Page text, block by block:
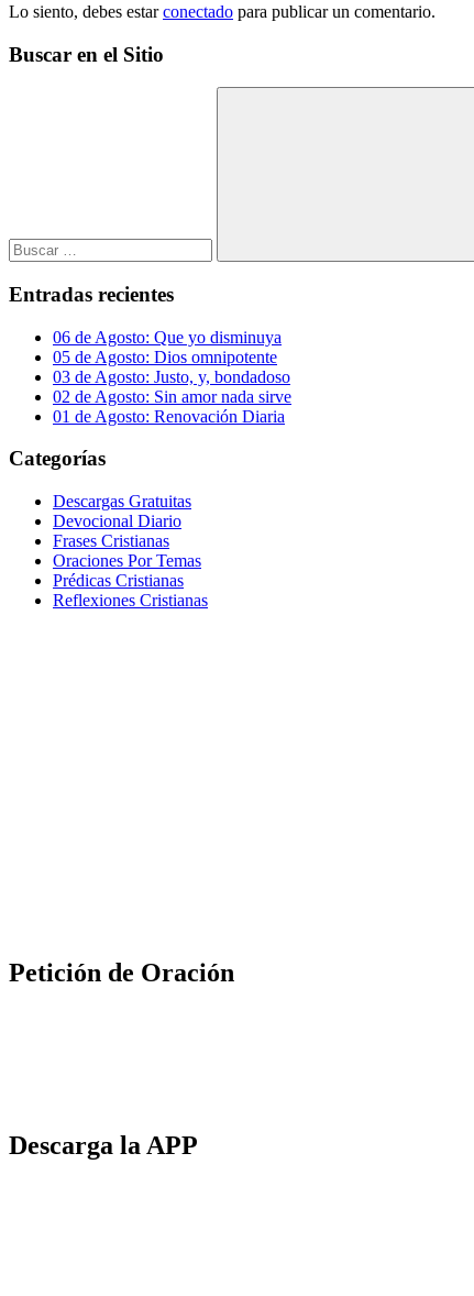
Lo siento, debes estarconectado para publicar un comentario.
Buscar en el Sitio
Buscar
Entradas recientes
06 de Agosto: Que yo disminuya
05 de Agosto: Dios omnipotente
03 de Agosto: Justo, y, bondadoso
02 de Agosto: Sin amor nada sirve
01 de Agosto: Renovación Diaria
Categorías
Descargas Gratuitas
Devocional Diario
Frases Cristianas
Oraciones Por Temas
Prédicas Cristianas
Reflexiones Cristianas
Petición de Oración
Descarga la APP